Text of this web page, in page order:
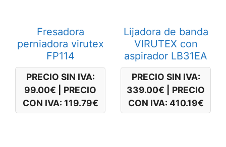
Fresadora
perniadora virutex
FP114
PRECIO SIN IVA:
99.00€
PRECIO
CON IVA: 119.79€
Lijadora de banda
VIRUTEX con
aspirador LB31EA
PRECIO SIN IVA:
339.00€
PRECIO
CON IVA: 410.19€